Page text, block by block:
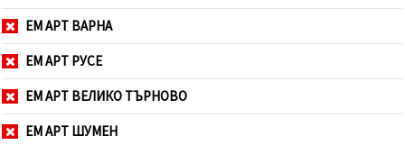
ЕМ АРТ ВАРНА
ЕМ АРТ РУСЕ
ЕМ АРТ ВЕЛИКО ТЪРНОВО
ЕМ АРТ ШУМЕН